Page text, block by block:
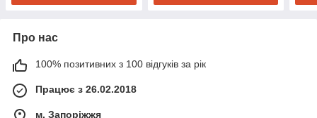
Про нас
100% позитивних з 100 відгуків за рік
Працює з 26.02.2018
м. Запоріжжя